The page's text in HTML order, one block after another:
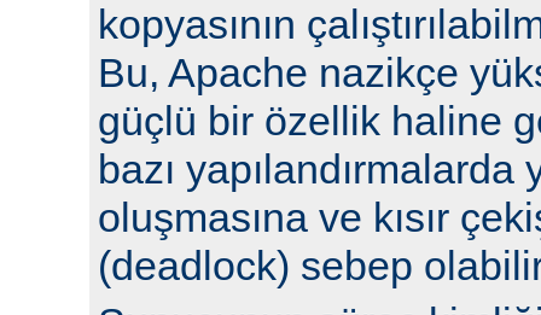
kopyasının
Bu, Apache nazikçe
güçlü bir özellik haline
bazı yapılandırmalarda
oluşmasına ve kısır
(deadlock) sebep